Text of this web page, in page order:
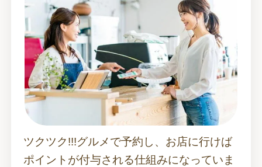
ツクツク!!!グルメで予約し、お店に行けば
ポイントが付与される仕組みになっていま